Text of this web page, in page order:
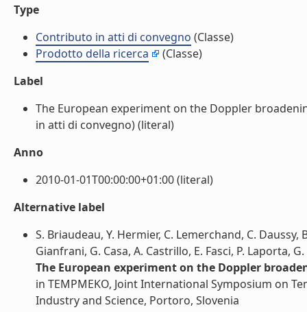
Type
Contributo in atti di convegno (Classe)
Prodotto della ricerca
(Classe)
Label
The European experiment on the Doppler
in atti di convegno) (literal)
Anno
2010-01-01T00:00:00+01:00 (literal)
Alternative label
S. Briaudeau, Y. Hermier, C. Lemerchand, C.
Gianfrani, G. Casa, A. Castrillo, E. Fasci, P. Laporta,
The European experiment on the Doppler
in TEMPMEKO, Joint International Symposium on
Industry and Science, Portoro, Slovenia